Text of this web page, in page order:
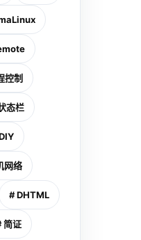
控制
态栏
网络
# DHTML
简证